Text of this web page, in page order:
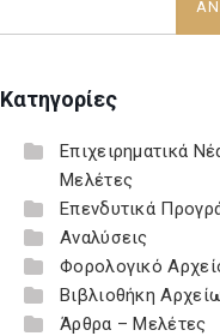
Κατηγορίες
Επιχειρηματικά
Μελέτες
Επενδυτικά
Αναλύσεις
Φορολογικό
Βιβλιοθήκη
Άρθρα – Μελέτες